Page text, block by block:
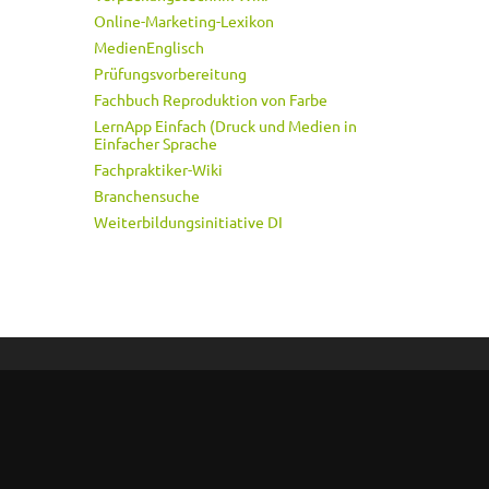
Online-Marketing-Lexikon
MedienEnglisch
Prüfungsvorbereitung
Fachbuch Reproduktion von Farbe
LernApp Einfach (Druck und Medien in
Einfacher Sprache
Fachpraktiker-Wiki
Branchensuche
Weiterbildungsinitiative DI